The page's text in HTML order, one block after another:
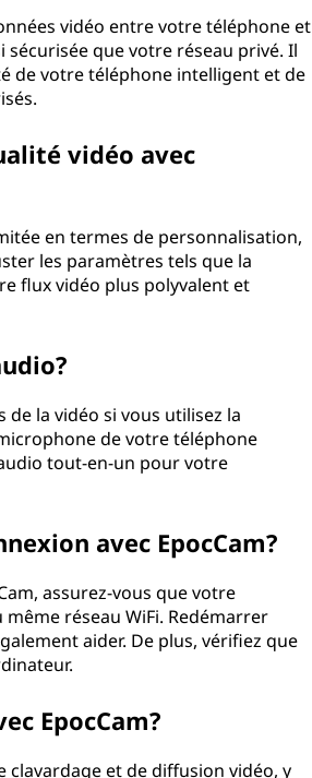
vidéo entre votre téléphone et
que votre réseau privé. Il
de votre téléphone intelligent et de
vidéo avec
en termes de personnalisation,
les paramètres tels que la
flux vidéo plus polyvalent et
la vidéo si vous utilisez la
de votre téléphone
tout-en-un pour votre
avec EpocCam?
assurez-vous que votre
réseau WiFi. Redémarrer
aider. De plus, vérifiez que
EpocCam?
clavardage et de diffusion vidéo, y